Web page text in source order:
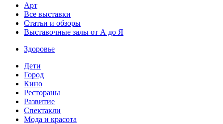
Арт
Все выставки
Статьи и обзоры
Выставочные залы от А до Я
Здоровье
Дети
Город
Кино
Рестораны
Развитие
Спектакли
Мода и красота